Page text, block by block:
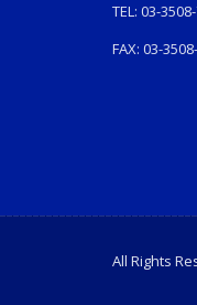
TEL: 03-
FAX: 03-
All Rights